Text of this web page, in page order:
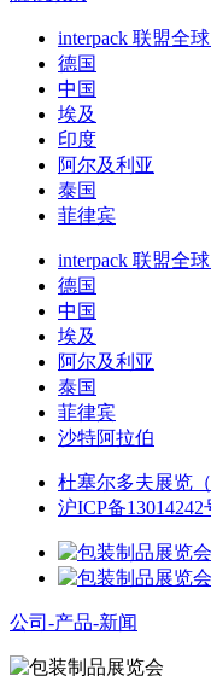
interpack 联盟全
德国
中国
埃及
印度
阿尔及利亚
泰国
菲律宾
interpack 联盟全
德国
中国
埃及
阿尔及利亚
泰国
菲律宾
沙特阿拉伯
杜塞尔多夫展览
沪ICP备13014242
公司-产品-新闻